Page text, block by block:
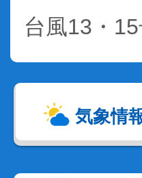
台風13・
気象情